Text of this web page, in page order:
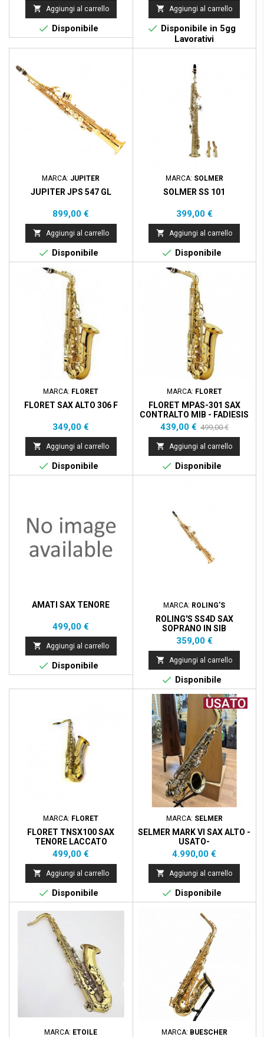
 Aggiungi al carrello
 Disponibile
 Aggiungi al carrello
 Disponibile in 5gg
Lavorativi
MARCA: JUPITER
JUPITER JPS 547 GL
Prezzo
899,00 €
 Aggiungi al carrello
 Disponibile
MARCA: SOLMER
SOLMER SS 101
Prezzo
399,00 €
 Aggiungi al carrello
 Disponibile
MARCA: FLORET
FLORET SAX ALTO 306 F
Prezzo
349,00 €
 Aggiungi al carrello
 Disponibile
Prezzo scontato
MARCA: FLORET
FLORET MPAS-301 SAX
CONTRALTO MIB - FADIESIS
ACUTO - EX DEMO
Prezzo
439,00 € Prezzo
base
499,00 €
 Aggiungi al carrello
 Disponibile
AMATI SAX TENORE
Prezzo
499,00 €
 Aggiungi al carrello
 Disponibile
MARCA: ROLING'S
ROLING'S SS4D SAX
SOPRANO IN SIB
Prezzo
359,00 €
 Aggiungi al carrello
 Disponibile
MARCA: FLORET
FLORET TNSX100 SAX
TENORE LACCATO
ASTUCCIO DELUXE
Prezzo
499,00 €
 Aggiungi al carrello
 Disponibile
MARCA: SELMER
SELMER MARK VI SAX ALTO -
USATO-
Prezzo
4.990,00 €
 Aggiungi al carrello
 Disponibile
MARCA: ETOILE MARCA: BUESCHER